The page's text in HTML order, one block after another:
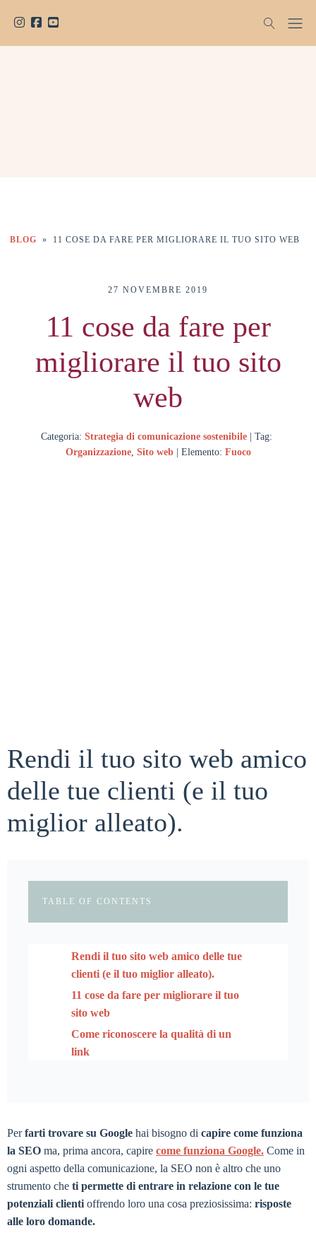
BLOG » 11 COSE DA FARE PER MIGLIORARE IL TUO SITO WEB
27 NOVEMBRE 2019
11 cose da fare per
migliorare il tuo sito
web
Categoria: Strategia di comunicazione sostenibile | Tag:
Organizzazione, Sito web| Elemento: Fuoco
Rendi il tuo sito web amico
delle tue clienti (e il tuo
miglior alleato).
TABLE OF CONTENTS
Rendi il tuo sito web amico delle tue
clienti (e il tuo miglior alleato).
11 cose da fare per migliorare il tuo
sito web
Come riconoscere la qualità di un
link
Perfarti trovare su Google hai bisogno di capire come funziona
la SEO ma, prima ancora, capire come funziona Google. Come in
ogni aspetto della comunicazione, la SEO non è altro che uno
strumento che ti permette di entrare in relazione con le tue
potenziali clienti offrendo loro una cosa preziosissima: risposte
alle loro domande.